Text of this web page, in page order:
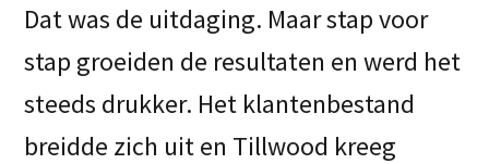
Dat was de uitdaging. Maar stap voor
stap groeiden de resultaten en werd het
steeds drukker. Het klantenbestand
breidde zich uit en Tillwood kreeg